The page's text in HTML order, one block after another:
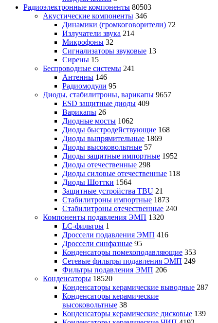
Радиоэлектронные компоненты 80503
Акустические компоненты 346
Динамики (громкоговорители) 72
Излучатели звука 214
Микрофоны 32
Сигнализаторы звуковые 13
Сирены 15
Беспроводные системы 241
Антенны 146
Радиомодули 95
Диоды, стабилитроны, варикапы 9657
ESD защитные диоды 409
Варикапы 26
Диодные мосты 1062
Диоды быстродействующие 168
Диоды выпрямительные 1869
Диоды высоковольтные 57
Диоды защитные импортные 1952
Диоды отечественные 298
Диоды силовые отечественные 118
Диоды Шоттки 1564
Защитные устройства TBU 21
Стабилитроны импортные 1873
Стабилитроны отечественные 240
Компоненты подавления ЭМП 1320
LC-фильтры 1
Дроссели подавления ЭМП 416
Дроссели синфазные 95
Конденсаторы помехоподавляющие 353
Сетевые фильтры подавления ЭМП 249
Фильтры подавления ЭМП 206
Конденсаторы 18520
Конденсаторы керамические выводные 287
Конденсаторы керамические
высоковольтные 38
Конденсаторы керамические дисковые 139